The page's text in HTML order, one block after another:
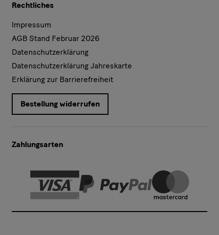
Rechtliches
Impressum
AGB Stand Februar 2026
Datenschutzerklärung
Datenschutzerklärung Jahreskarte
Erklärung zur Barrierefreiheit
Bestellung widerrufen
Zahlungsarten